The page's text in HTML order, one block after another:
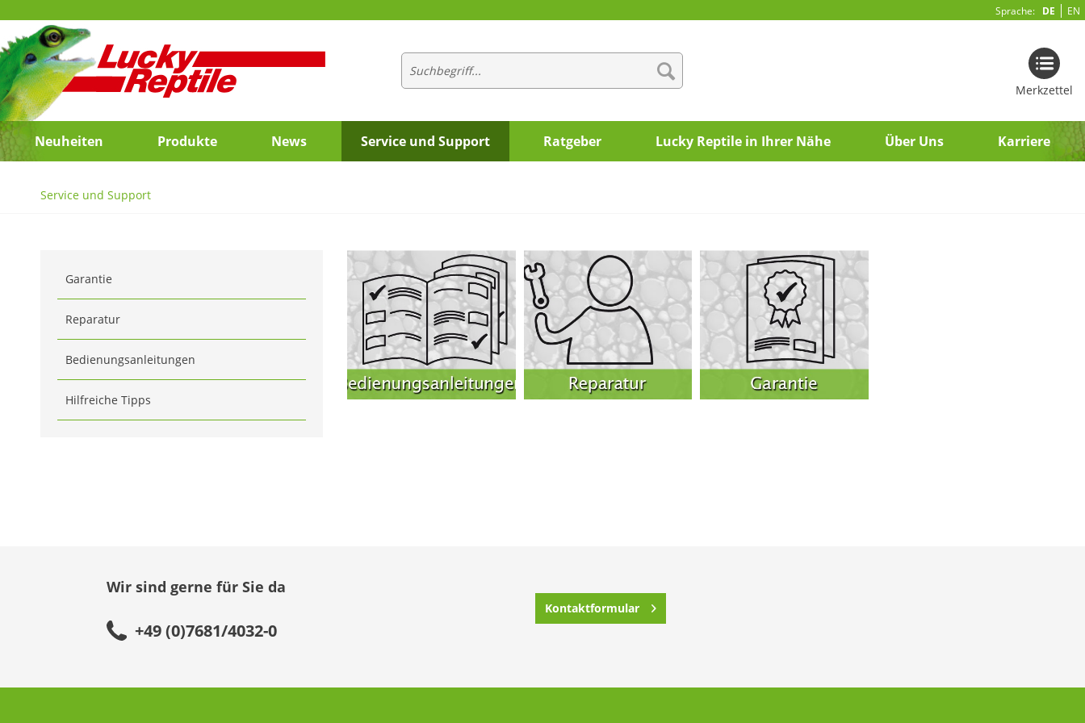
Sprache: DE EN
Merkzettel
Neuheiten Produkte News Service und Support Ratgeber Lucky Reptile in Ihrer Nähe Über Uns Karriere
Service und Support
Garantie
Reparatur
Bedienungsanleitungen
Hilfreiche Tipps
Wir sind gerne für Sie da
+49 (0)7681/4032-0
Kontaktformular